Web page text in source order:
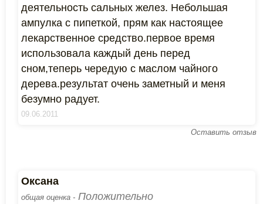
деятельность сальных желез. Небольшая
ампулка с пипеткой, прям как настоящее
лекарственное средство.первое время
использовала каждый день перед
сном,теперь чередую с маслом чайного
дерева.результат очень заметный и меня
безумно радует.
09.06.2011
Оставить отзыв
Оксана
общая оценка - Положительно